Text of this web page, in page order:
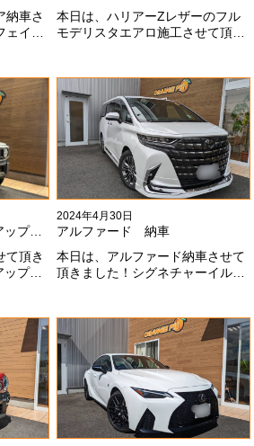
納車さ
ェイス
ありが
本日は、ハリアーZレザーのフル
モデリスタエアロ施工させて頂き
全然、思い通りエアロが入ってき
ませんね。。今後とも宜しくお願
いします！
ジムニー 20mmリフトアップ納車
て頂き
プ・
で、短
どうご
ろしく
2024年4月30日
アルファード 納車
本日は、アルファード納車させて
頂きました！シグネチャーイル
よろしくお願いします
#x1f647;#x200d;#x2640;#xfe0f;